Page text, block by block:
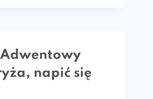
napić się